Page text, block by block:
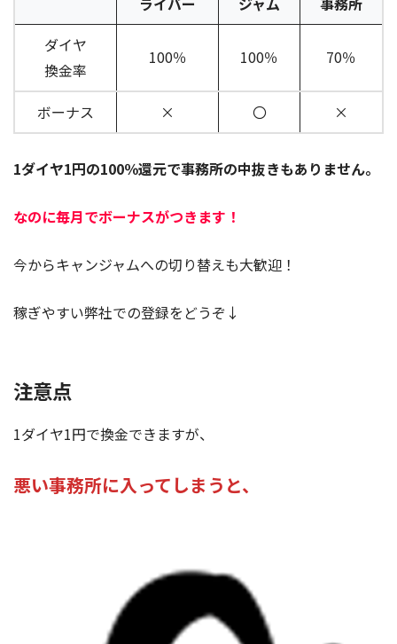
ダイヤ
換金率
100％ 100％ 70％
ボーナス × 〇 ×
1ダイヤ1円の100％還元で事務所の中抜きもありません。
なのに毎月でボーナスがつきます！
今からキャンジャムへの切り替えも大歓迎！
稼ぎやすい弊社での登録をどうぞ↓
注意点
1ダイヤ1円で換金できますが、
悪い事務所に入ってしまうと、